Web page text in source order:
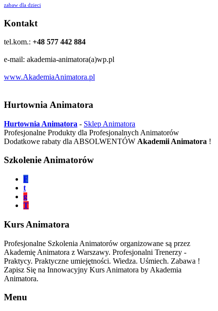
zabaw dla dzieci
Kontakt
tel.kom.: +48 577 442 884
e-mail: akademia-animatora(a)wp.pl
www.AkademiaAnimatora.pl
Hurtownia Animatora
Hurtownia Animatora - Sklep Animatora
Profesjonalne Produkty dla Profesjonalnych Animatorów
Dodatkowe rabaty dla ABSOLWENTÓW Akademii Animatora !
Szkolenie Animatorów
F
t
g
T
Kurs Animatora
Profesjonalne Szkolenia Animatorów organizowane są przez
Akademię Animatora z Warszawy. Profesjonalni Trenerzy -
Praktycy. Praktyczne umiejętności. Wiedza. Uśmiech. Zabawa !
Zapisz Się na Innowacyjny Kurs Animatora by Akademia
Animatora.
Menu